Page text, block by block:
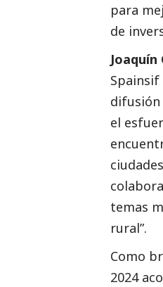
para
de
Spainsif
difusión
el
temas
rural”.
Como
2024